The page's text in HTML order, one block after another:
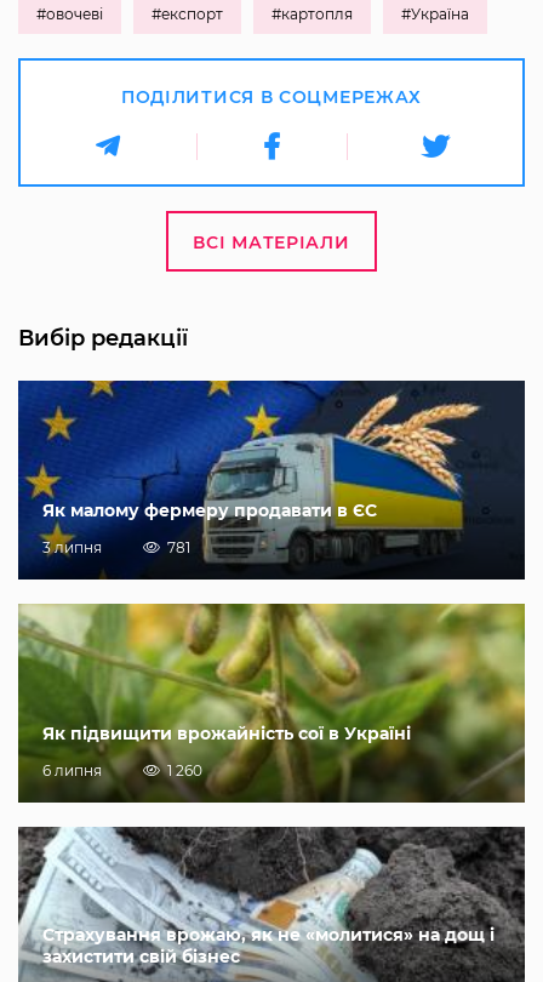
#овочеві #експорт #картопля #Україна
ПОДІЛИТИСЯ В СОЦМЕРЕЖАХ
ВСІ МАТЕРІАЛИ
Вибір редакції
Як малому фермеру продавати в ЄС
3 липня 781
Як підвищити врожайність сої в Україні
6 липня 1 260
Страхування врожаю, як не «молитися» на дощ і
захистити свій бізнес